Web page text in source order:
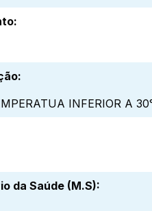
:
:
INFERIOR A
da Saúde (M.S):